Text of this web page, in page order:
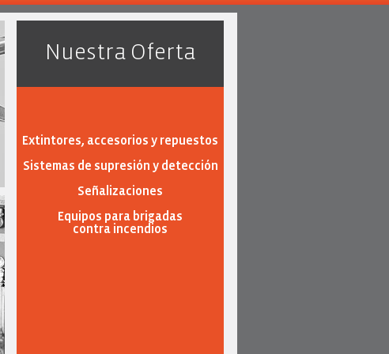
Nuestra Oferta
Extintores, accesorios y repuestos
Sistemas de supresión y detección
Señalizaciones
Equipos para brigadas
contra incendios